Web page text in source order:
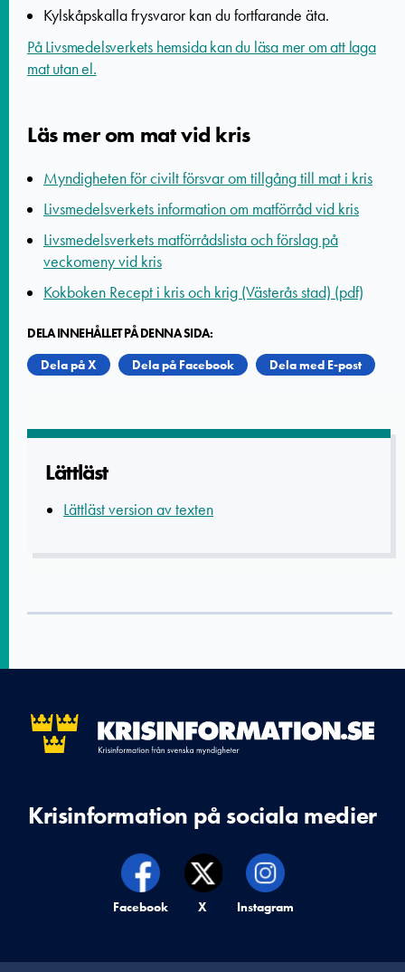
Kylskåpskalla frysvaror kan du fortfarande äta.
På Livsmedelsverkets hemsida kan du läsa mer om att laga
mat utan el.
Läs mer om mat vid kris
Myndigheten för civilt försvar om tillgång till mat i kris
Livsmedelsverkets information om matförråd vid kris
Livsmedelsverkets matförrådslista och förslag på
veckomeny vid kris
Kokboken Recept i kris och krig (Västerås stad) (pdf)
DELA INNEHÅLLET PÅ DENNA SIDA:
Dela på X
Dela på Facebook Dela med E-post
Lättläst
Lättläst version av texten
Krisinformation på sociala medier
Krisinformation på,
Facebook Krisinformation på,
X Krisinformation på,
Instagram